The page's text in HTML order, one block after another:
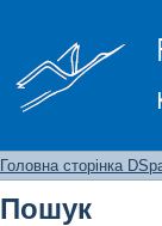
Головна сторінка
Пошук